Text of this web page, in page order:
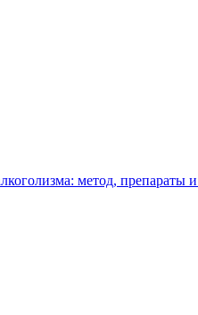
метод, препараты